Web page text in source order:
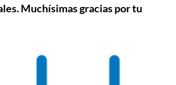
Muchísimas gracias por tu